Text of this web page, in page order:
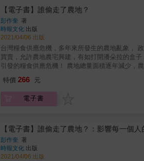
席之地。《中文電腦》是一部引人入勝、敘述精
本書。
亡之境。因此，不只魯迅、陳獨秀等人高喊「漢
文書寫的本質「從一開始就是對科學發展的一大
要跨越這道知識流通的技術鴻溝。然而卻因為它笨重、效率低落的
到新中國成立初期，近一個世紀裡中文與現代資
文打字機發明過程進行的各種迷人嘗試、失敗或
面理解這項發明，史丹佛大學（Stanford
紙、參與打字機發明的相關人物傳記、機器使用
史現場，詳盡還原中文打字機的發明歷程。 & 墨
清晰的歷史透視鏡；我們可以透過它來審視科技
化資訊時代，並彰顯漢字獨特且強大的生命力。
不僅僅是一部「物件史」，更是涉及當代科技革命
【電子書】誰偷走了農地？
彭作奎 著
時報文化 出版
2021/04/06 出版
台灣糧食供應危機，多年來所發生的農地亂象， 政治駕凌專業的歷史真相，本書一一揭露！ 民國八十九年農發條例修正案通過後，開放農地自由
買賣，允許農地農宅興建，有如打開潘朵拉的盒
引發的糧食供應危機！ 農地總量面積逐年減少，農地利用亂象逐年增多。台灣的農地被濫用、誤用、占用，愈來愈嚴重！台灣的每一塊農地都成
陽能板占據，這都與政府的農地政策與農糧政策
動農業種電，更是帶頭破壞農地的行為，使得農業發展受到嚴重傷害。 務實的思考如何合理的使用農
島國，當發生天災人禍，或國外進口斷鏈，或發
來？書中一一列舉出台灣潛藏的諸多危機，提出諍
特價 266 元
電子書
【電子書】誰偷走了農地？：影響每一個
彭作奎 著
時報文化 出版
2021/04/06 出版